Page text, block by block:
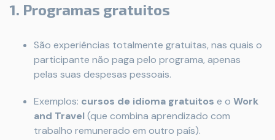
1. Programas gratuitos
São experiências totalmente gratuitas, nas quais o
participante não paga pelo programa, apenas
pelas suas despesas pessoais.
Exemplos: cursos de idioma gratuitos e o Work
and Travel (que combina aprendizado com
trabalho remunerado em outro país).